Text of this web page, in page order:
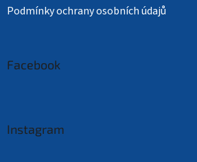
Podmínky ochrany osobních údajů
Facebook
Instagram